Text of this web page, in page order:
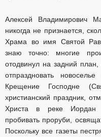
Алексей Владимирович
никогда не признается,
Храма во имя Святой
знаю точно: многие
отодвинул на задний
отпраздновать
Крещение Господне
христианский праздник,
Христа в реке Иордан
пробивать проруби,
Поскольку все газеты